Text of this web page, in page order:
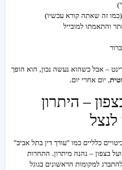
(כמו זה שאתה קורא עכשיו)
והתאמתו למובייל
– אבל כשהוא נעשה נכון, הוא הופך
, יום אחרי יום.
– היתרון
כלליים כמו "עורך דין בתל אביב"
בצפון – נהנה מיתרון. התחרות
למקומות הראשונים בגוגל